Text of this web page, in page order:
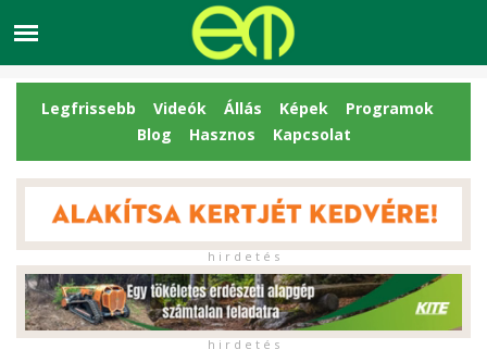
Legfrissebb Videók Állás Képek
Programok
Blog
Hasznos Kapcsolat
h i r d e t é s
h i r d e t é s